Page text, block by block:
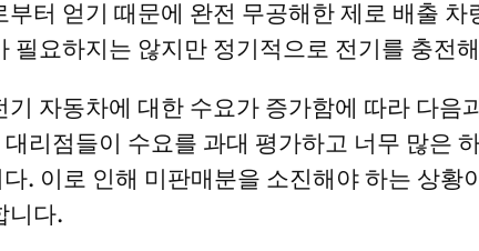
부터 얻기 때문에 완전 무공해한 제로 배출 차
필요하지는 않지만 정기적으로 전기를 충전
기 자동차에 대한 수요가 증가함에 따라 다음
리점들이 수요를 과대 평가하고 너무 많은
. 이로 인해 미판매분을 소진해야 하는 상황
니다.